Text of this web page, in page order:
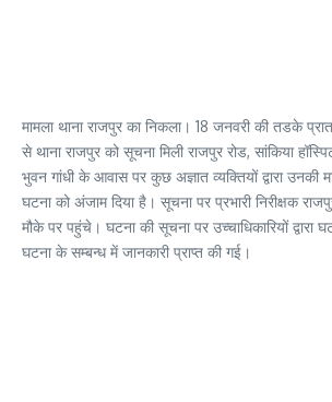
मामला थाना राजपुर का निकला। 18 जनवरी की तडके
से थाना राजपुर को सूचना मिली राजपुर रोड, सांकिया
भुवन गांधी के आवास पर कुछ अज्ञात व्यक्तियों द्वारा उनकी
घटना को अंजाम दिया है। सूचना पर प्रभारी निरीक्षक
मौके पर पहुंचे। घटना की सूचना पर उच्चाधिकारियों द्वारा
घटना के सम्बन्ध में जानकारी प्राप्त की गई।